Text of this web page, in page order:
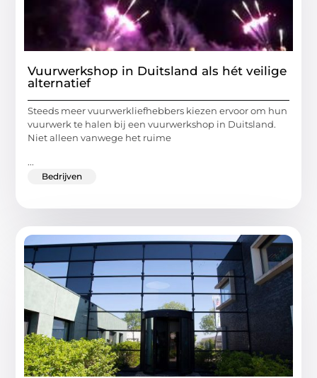
Vuurwerkshop in Duitsland als hét veilige
alternatief
Steeds meer vuurwerkliefhebbers kiezen ervoor om hun
vuurwerk te halen bij een vuurwerkshop in Duitsland.
Niet alleen vanwege het ruime
...
Bedrijven